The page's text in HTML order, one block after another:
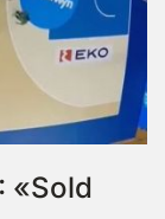
«Sold